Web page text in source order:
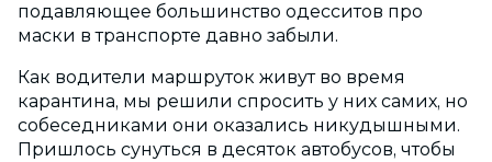
подавляющее большинство одесситов про
маски в транспорте давно забыли.
Как водители маршруток живут во время
карантина, мы решили спросить у них самих, но
собеседниками они оказались никудышными.
Пришлось сунуться в десяток автобусов, чтобы